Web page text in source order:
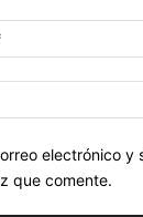
electrónico y
que comente.